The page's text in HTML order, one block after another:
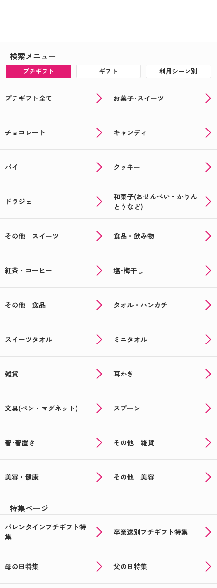
検索メニュー
プチギフト ギフト 利用シーン別
プチギフト全て お菓子･スイーツ
チョコレート キャンディ
パイ クッキー
ドラジェ
和菓子(おせんべい・かりん
とうなど)
その他 スイーツ 食品・飲み物
紅茶・コーヒー 塩･梅干し
その他 食品 タオル・ハンカチ
スイーツタオル ミニタオル
雑貨 耳かき
文具(ペン・マグネット) スプーン
箸･箸置き その他 雑貨
美容・健康 その他 美容
特集ページ
バレンタインプチギフト特
集
卒業送別プチギフト特集
母の日特集 父の日特集